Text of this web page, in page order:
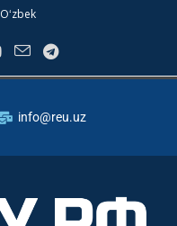
Oʻzbek
info@reu.uz